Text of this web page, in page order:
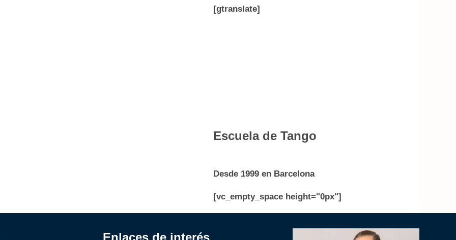
[gtranslate]
Escuela de Tango
Desde 1999 en Barcelona
[vc_empty_space height="0px"]
Enlaces de interés